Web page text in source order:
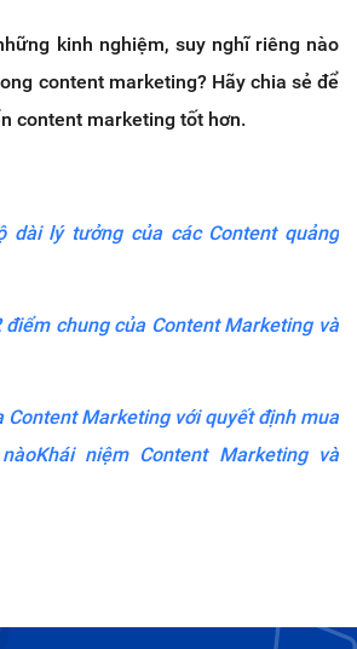
kinh nghiệm, suy nghĩ riêng nào
content marketing? Hãy chia sẻ để
content marketing tốt hơn.
dài lý tưởng của các Content quảng
chung của Content Marketing và
Content Marketing với quyết định mua
Khái niệm Content Marketing và